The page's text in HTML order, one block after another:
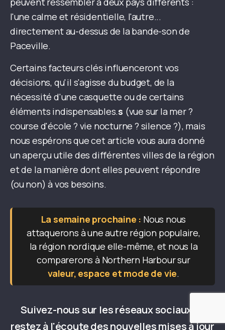
l'une calme et résidentielle, l'autre...
directement au-dessus de la bande-son de
Paceville.
Certains facteurs clés influenceront vos
décisions, qu'il s'agisse du budget, de la
nécessité d'une casquette ou de certains
éléments indispensables.s (vue sur la mer ?
course d'école ? vie nocturne ? silence ?), mais
nous espérons que cet article vous aura donné
un aperçu utile des différentes villes de la région
et de la manière dont elles peuvent répondre
(ou non) à vos besoins.
La semaine prochaine : Nous nous
attaquerons à une autre région populaire,
la région nordique elle-même, et nous la
comparerons à Northern Harbour sur
valeur, espace et mode de vie.
Suivez-nous sur les réseaux sociaux et
restez à l'écoute des nouvelles mises à jour